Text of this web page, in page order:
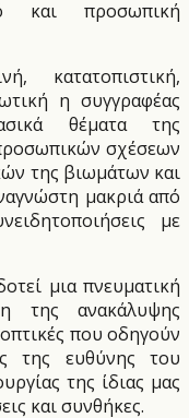
και προσωπική
κατατοπιστική,
η συγγραφέας
θέματα της
σχέσεων
της βιωμάτων και
μακριά από
με
μια πνευματική
της ανακάλυψης
που οδηγούν
της ευθύνης του
της ίδιας μας
και συνθήκες.